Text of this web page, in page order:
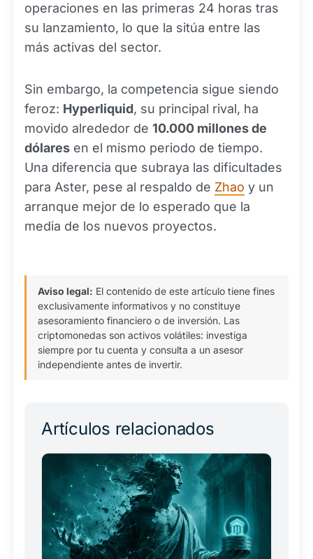
operaciones en las primeras 24 horas tras
su lanzamiento, lo que la sitúa entre las
más activas del sector.
Sin embargo, la competencia sigue siendo
feroz: Hyperliquid, su principal rival, ha
movido alrededor de 10.000 millones de
dólares en el mismo periodo de tiempo.
Una diferencia que subraya las dificultades
para Aster, pese al respaldo de Zhao y un
arranque mejor de lo esperado que la
media de los nuevos proyectos.
Aviso legal: El contenido de este artículo tiene fines
exclusivamente informativos y no constituye
asesoramiento financiero o de inversión. Las
criptomonedas son activos volátiles: investiga
siempre por tu cuenta y consulta a un asesor
independiente antes de invertir.
Artículos relacionados